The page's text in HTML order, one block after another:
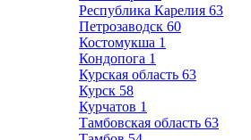
Республика Карелия 63
Петрозаводск 60
Костомукша 1
Кондопога 1
Курская область 63
Курск 58
Курчатов 1
Тамбовская область 63